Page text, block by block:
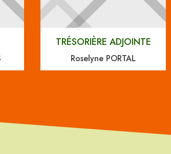
TRÉSORIÈRE ADJOINTE
Roselyne PORTAL